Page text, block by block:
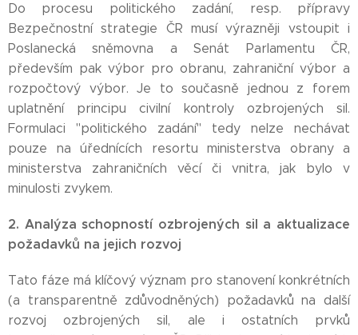
Do procesu politického zadání, resp. přípravy
Bezpečnostní strategie ČR musí výrazněji vstoupit i
Poslanecká sněmovna a Senát Parlamentu ČR,
především pak výbor pro obranu, zahraniční výbor a
rozpočtový výbor. Je to současně jednou z forem
uplatnění principu civilní kontroly ozbrojených sil.
Formulaci "politického zadání" tedy nelze nechávat
pouze na úřednících resortu ministerstva obrany a
ministerstva zahraničních věcí či vnitra, jak bylo v
minulosti zvykem.
2. Analýza schopností ozbrojených sil a aktualizace
požadavků na jejich rozvoj
Tato fáze má klíčový význam pro stanovení konkrétních
(a transparentně zdůvodněných) požadavků na další
rozvoj ozbrojených sil, ale i ostatních prvků